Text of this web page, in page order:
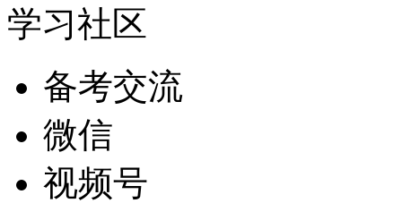
学习社区
备考交流
微信
视频号